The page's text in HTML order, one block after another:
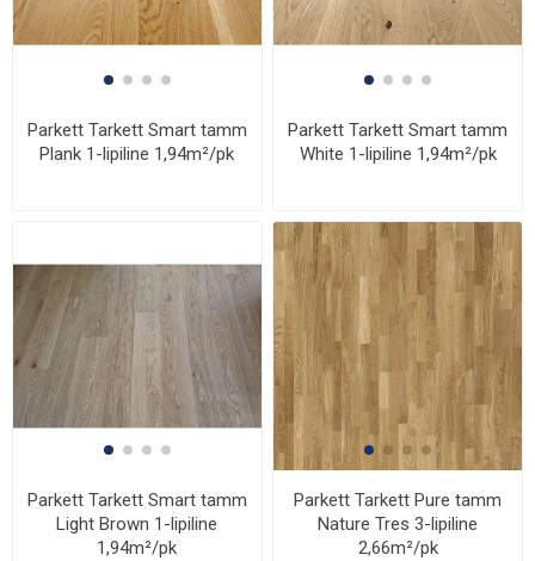
Parkett Tarkett Smart tamm
Plank 1-lipiline 1,94m²/pk
Parkett Tarkett Smart tamm
White 1-lipiline 1,94m²/pk
Parkett Tarkett Smart tamm
Light Brown 1-lipiline
1,94m²/pk
Parkett Tarkett Pure tamm
Nature Tres 3-lipiline
2,66m²/pk